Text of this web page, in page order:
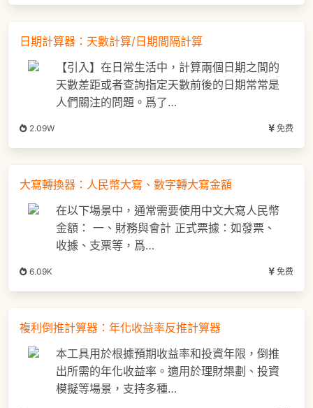
日期計算器：天數計算/日期間隔計算
【引入】在日常生活中，計算兩個日期之間的
天數差距或者查詢指定天數前後的日期常常是
人們關注的問題。爲了…
2.09W 免费
大寫轉換器：人民幣大寫、數字轉大寫金額
在以下場景中，通常需要使用中文大寫人民幣
金額： 一、財務與會計 正式票據：如發票、
收據、支票等，爲…
6.09K 免费
複利倒推計算器：年化收益率反推計算器
本工具用於根據預期收益率和投資年限，倒推
出所需的年化收益率。適用於理財槼劃、投資
模擬等場景，支持多種…